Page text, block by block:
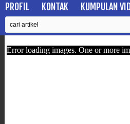
PROFIL KONTAK KUMPULAN
Error loading images. One or more